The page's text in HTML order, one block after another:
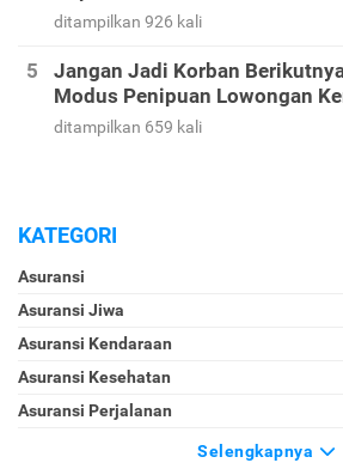
ditampilkan 926 kali
Jangan Jadi Korban
Modus Penipuan Lowongan
ditampilkan 659 kali
KATEGORI
Asuransi
Asuransi Jiwa
Asuransi Kendaraan
Asuransi Kesehatan
Asuransi Perjalanan
Selengkapnya